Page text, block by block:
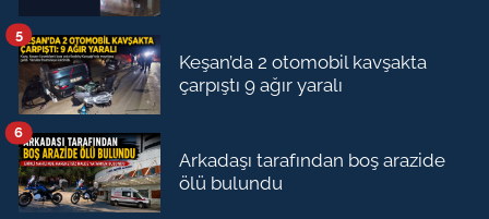
Keşan’da 2 otomobil kavşakta
çarpıştı 9 ağır yaralı
5
Arkadaşı tarafından boş arazide
ölü bulundu
6